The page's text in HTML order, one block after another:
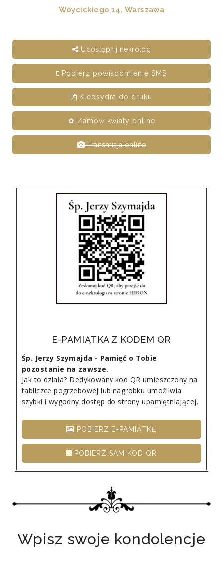
Wóycickiego 14, Warszawa
Udostępnij nekrolog
Pobierz powiadomienie SMS
Klepsydra do druku
✿ Zamów kwiaty online
Transmisja online
E-PAMIĄTKA Z KODEM QR
Śp. Jerzy Szymajda - Pamięć o Tobie
pozostanie na zawsze.
Jak to działa? Dedykowany kod QR umieszczony na
tabliczce pogrzebowej lub nagrobku umożliwia
szybki i wygodny dostęp do strony upamiętniającej.
POBIERZ E-PAMIĄTKĘ
POBIERZ SAM KOD QR
Wpisz swoje kondolencje